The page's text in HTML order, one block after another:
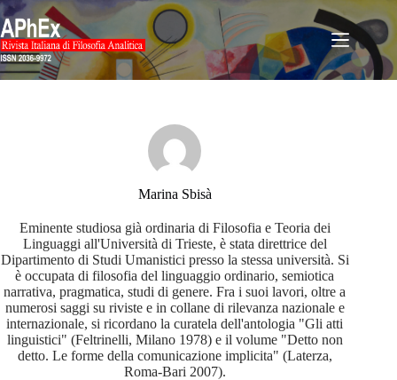
Salta
al
contenuto
Marina Sbisà
Eminente studiosa già ordinaria di Filosofia e Teoria dei
Linguaggi all'Università di Trieste, è stata direttrice del
Dipartimento di Studi Umanistici presso la stessa università. Si
è occupata di filosofia del linguaggio ordinario, semiotica
narrativa, pragmatica, studi di genere. Fra i suoi lavori, oltre a
numerosi saggi su riviste e in collane di rilevanza nazionale e
internazionale, si ricordano la curatela dell'antologia "Gli atti
linguistici" (Feltrinelli, Milano 1978) e il volume "Detto non
detto. Le forme della comunicazione implicita" (Laterza,
Roma-Bari 2007).